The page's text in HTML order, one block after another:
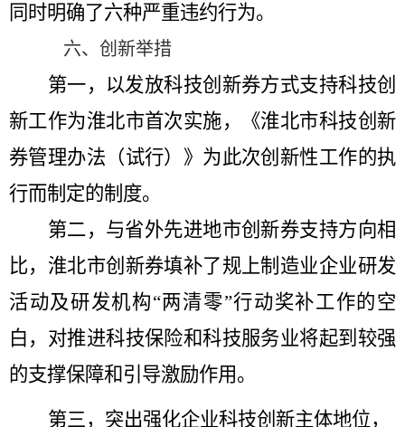
同时明确了六种严重违约行为。
六、 创新举措
第一，以发放科技创新券方式支持科技创
新工作为淮北市首次实施，《淮北市科技创新
券管理办法（试行）》为此次创新性工作的执
行而制定的制度。
第二，与省外先进地市创新券支持方向相
比，淮北市创新券填补了规上制造业企业研发
活动及研发机构“两清零”行动奖补工作的空
白，对推进科技保险和科技服务业将起到较强
的支撑保障和引导激励作用。
第三，突出强化企业科技创新主体地位，